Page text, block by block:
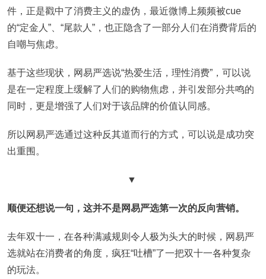
件，正是戳中了消费主义的虚伪，最近微博上频频被cue
的“定金人”、“尾款人”，也正隐含了一部分人们在消费背后的
自嘲与焦虑。
基于这些现状，网易严选说“热爱生活，理性消费”，可以说
是在一定程度上缓解了人们的购物焦虑，并引发部分共鸣的
同时，更是增强了人们对于该品牌的价值认同感。
所以网易严选通过这种反其道而行的方式，可以说是成功突
出重围。
▼
顺便还想说一句，这并不是网易严选第一次的反向营销。
去年双十一，在各种满减规则令人极为头大的时候，网易严
选就站在消费者的角度，疯狂“吐槽”了一把双十一各种复杂
的玩法。